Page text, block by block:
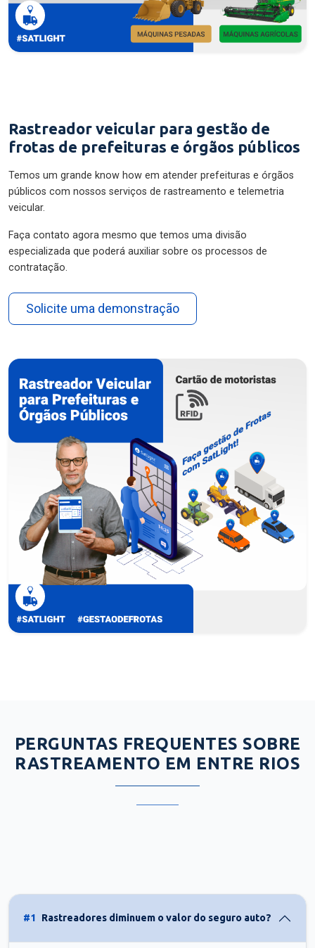
Rastreador veicular para gestão de
frotas de prefeituras e órgãos públicos
Temos um grande know how em atender prefeituras e órgãos
públicos com nossos serviços de rastreamento e telemetria
veicular.
Faça contato agora mesmo que temos uma divisão
especializada que poderá auxiliar sobre os processos de
contratação.
Solicite uma demonstração
PERGUNTAS FREQUENTES SOBRE
RASTREAMENTO EM ENTRE RIOS
#1 Rastreadores diminuem o valor do seguro auto?